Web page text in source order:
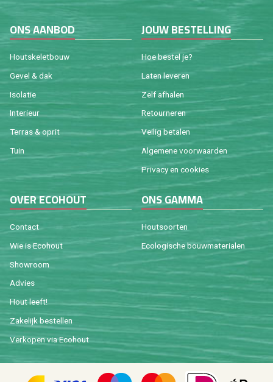
ONS AAN­BOD
Houtske­let­bouw
Gevel & dak
Iso­la­tie
In­te­ri­eur
Ter­ras & oprit
Tuin
JOUW BE­STEL­LING
Hoe be­stel je?
Laten le­ve­ren
Zelf af­ha­len
Re­tour­ne­ren
Vei­lig be­ta­len
Al­ge­me­ne voor­waar­den
Pri­va­cy en coo­kies
OVER ECO­HOUT
Con­tact
Wie is Eco­hout
Show­room
Ad­vies
Hout leeft!
Za­ke­lijk be­stel­len
Ver­ko­pen via Eco­hout
ONS GAMMA
Hout­soor­ten
Eco­lo­gi­sche bouw­ma­te­ri­a­len